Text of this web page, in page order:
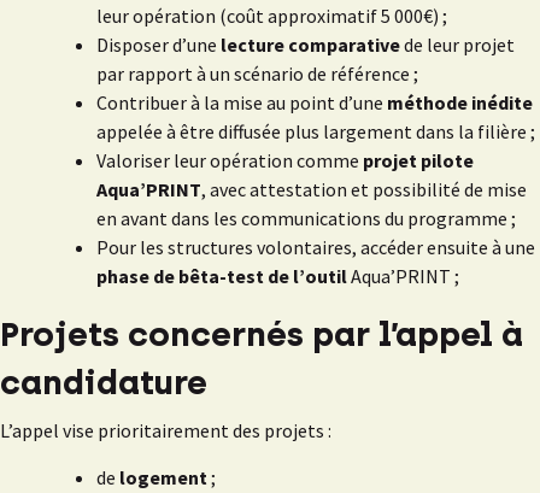
leur opération (coût approximatif 5 000€) ;
Disposer d’une lecture comparativede leur projet
par rapport à un scénario de référence ;
Contribuer à la mise au point d’une méthode inédite
appelée à être diffusée plus largement dans la filière ;
Valoriser leur opération comme projet pilote
Aqua’PRINT, avec attestation et possibilité de mise
en avant dans les communications du programme ;
Pour les structures volontaires, accéder ensuite à une
phase de bêta-test de l’outilAqua’PRINT ;
Projets concernés par l’appel à
candidature
L’appel vise prioritairement des projets :
de logement;